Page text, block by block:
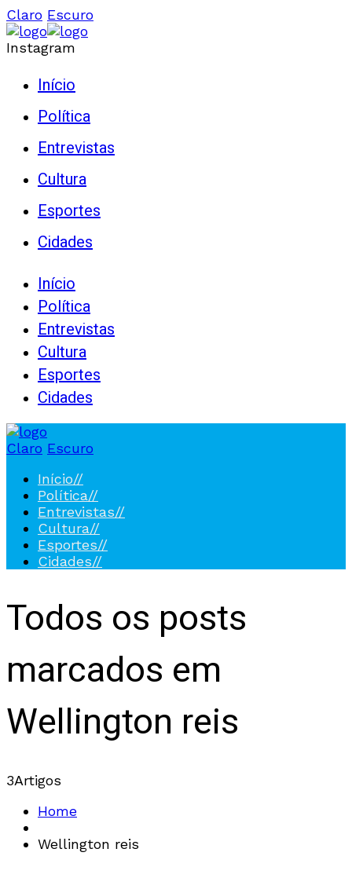
Claro Escuro
Instagram
Início
Política
Entrevistas
Cultura
Esportes
Cidades
Início
Política
Entrevistas
Cultura
Esportes
Cidades
Claro Escuro
Início//
Política//
Entrevistas//
Cultura//
Esportes//
Cidades//
Todos os posts
marcados em
Wellington reis
3Artigos
Home
Wellington reis